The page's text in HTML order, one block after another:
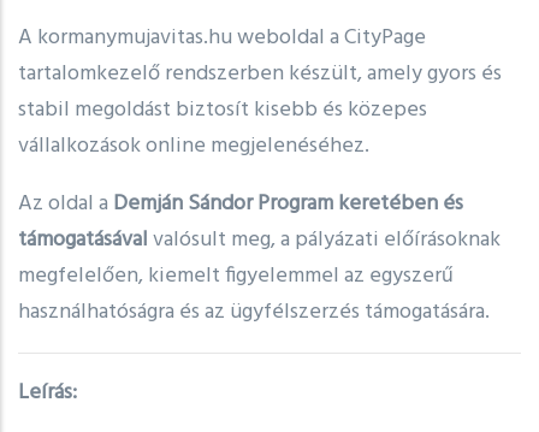
A kormanymujavitas.hu weboldal a CityPage
tartalomkezelő rendszerben készült, amely gyors és
stabil megoldást biztosít kisebb és közepes
vállalkozások online megjelenéséhez.
Az oldal a Demján Sándor Program keretében és
támogatásávalvalósult meg, a pályázati előírásoknak
megfelelően, kiemelt figyelemmel az egyszerű
használhatóságra és az ügyfélszerzés támogatására.
Leírás: